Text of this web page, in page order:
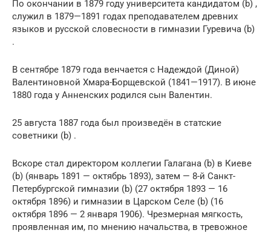
По окончании в 1879 году университета кандидатом (b) ,
служил в 1879—1891 годах преподавателем древних
языков и русской словесности в гимназии Гуревича (b)
.
В сентябре 1879 года венчается с Надеждой (Диной)
Валентиновной Хмара-Борщевской (1841—1917). В июне
1880 года у Анненских родился сын Валентин.
25 августа 1887 года был произведён в статские
советники (b) .
Вскоре стал директором коллегии Галагана (b) в Киеве
(b) (январь 1891 — октябрь 1893), затем — 8-й Санкт-
Петербургской гимназии (b) (27 октября 1893 — 16
октября 1896) и гимназии в Царском Селе (b) (16
октября 1896 — 2 января 1906). Чрезмерная мягкость,
проявленная им, по мнению начальства, в тревожное